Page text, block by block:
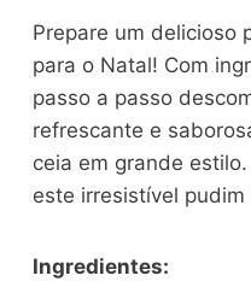
Prepare um delicioso
para o Natal! Com
passo a passo
refrescante e
ceia em grande
este irresistível
Ingredientes: